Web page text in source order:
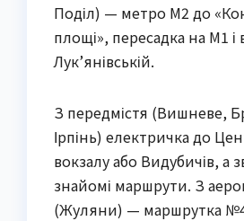
Поділ) — метро М2 до
площі», пересадка на М1 і
Лук’янівській.
З передмістя (Вишневе,
Ірпінь) електричка до
вокзалу або Видубичів, а
знайомі маршрути. З
(Жуляни) — маршрутка